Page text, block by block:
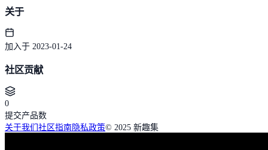
关于
加入于 2023-01-24
社区贡献
0
提交产品数
关于我们 社区指南隐私政策© 2025 新趣集